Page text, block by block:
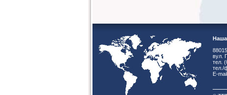
Наша
вул.
тел.
тел./
E-